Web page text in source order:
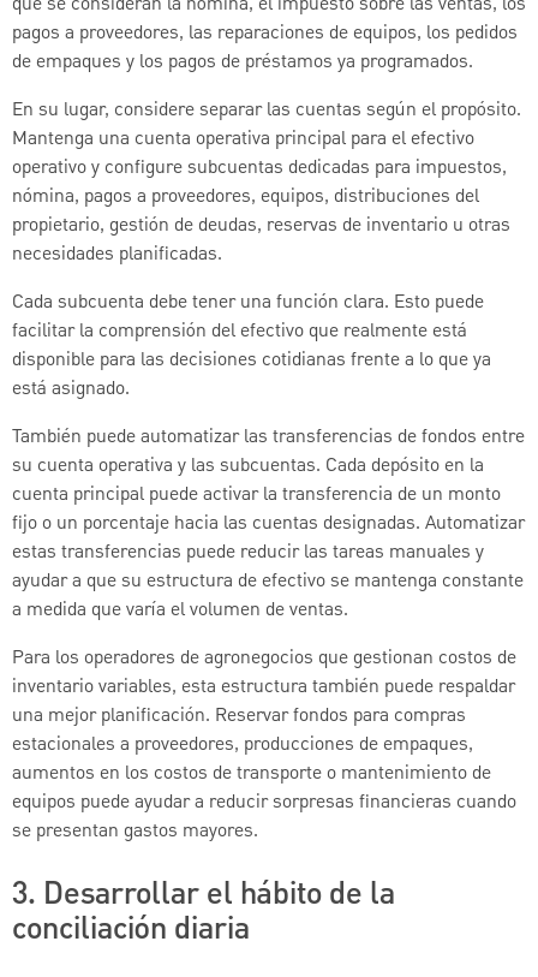
pagos a proveedores, las reparaciones de equipos, los pedidos
de empaques y los pagos de préstamos ya programados.
En su lugar, considere separar las cuentas según el propósito.
Mantenga una cuenta operativa principal para el efectivo
operativo y configure subcuentas dedicadas para impuestos,
nómina, pagos a proveedores, equipos, distribuciones del
propietario, gestión de deudas, reservas de inventario u otras
necesidades planificadas.
Cada subcuenta debe tener una función clara. Esto puede
facilitar la comprensión del efectivo que realmente está
disponible para las decisiones cotidianas frente a lo que ya
está asignado.
También puede automatizar las transferencias de fondos entre
su cuenta operativa y las subcuentas. Cada depósito en la
cuenta principal puede activar la transferencia de un monto
fijo o un porcentaje hacia las cuentas designadas. Automatizar
estas transferencias puede reducir las tareas manuales y
ayudar a que su estructura de efectivo se mantenga constante
a medida que varía el volumen de ventas.
Para los operadores de agronegocios que gestionan costos de
inventario variables, esta estructura también puede respaldar
una mejor planificación. Reservar fondos para compras
estacionales a proveedores, producciones de empaques,
aumentos en los costos de transporte o mantenimiento de
equipos puede ayudar a reducir sorpresas financieras cuando
se presentan gastos mayores.
3. Desarrollar el hábito de la
conciliación diaria